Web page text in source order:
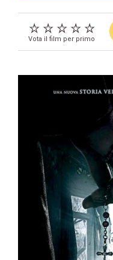
Vota il film per primo